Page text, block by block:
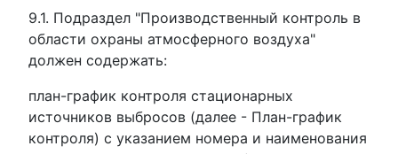
9.1. Подраздел "Производственный контроль в
области охраны атмосферного воздуха"
должен содержать:
план-график контроля стационарных
источников выбросов (далее - План-график
контроля) с указанием номера и наименования